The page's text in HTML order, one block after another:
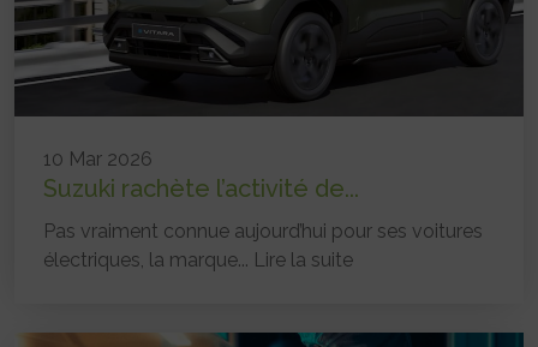
10 Mar 2026
Suzuki rachète l’activité de...
Pas vraiment connue aujourd’hui pour ses voitures
électriques, la marque... Lire la suite